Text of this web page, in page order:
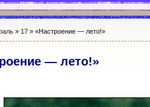
» 17 » «Настроение — лето!»
— лето!»